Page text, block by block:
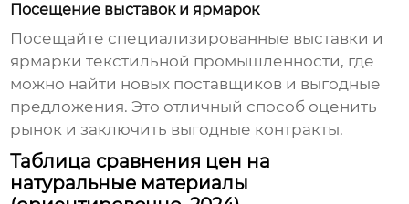
Посещение выставок и ярмарок
Посещайте специализированные выставки и
ярмарки текстильной промышленности, где
можно найти новых поставщиков и выгодные
предложения. Это отличный способ оценить
рынок и заключить выгодные контракты.
Таблица сравнения цен на
натуральные материалы